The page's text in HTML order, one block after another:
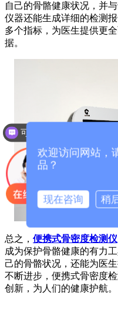
自己的骨骼健康状况，并
仪器还能生成详细的检测
多个指标，为医生提供更
据。
总之， 便携式骨密度检测仪
成为保护骨骼健康的有力
己的骨骼状况，还能为医
不断进步，便携式骨密度
创新，为人们的健康护航。
欢迎访问网站，
品？
现在咨询 稍